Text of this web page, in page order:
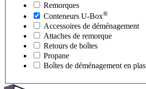
Remorques
Conteneurs U-Box®
Accessoires de déménagement
Attaches de remorque
Retours de boîtes
Propane
Boîtes de déménagement en